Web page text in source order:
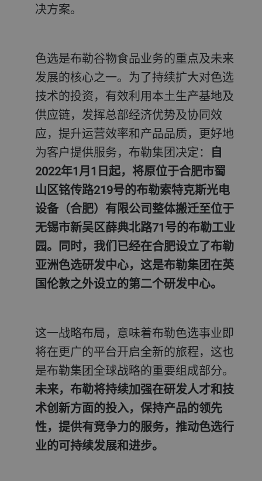
决方案。
色选是布勒谷物食品业务的重点及未来
发展的核心之一。为了持续扩大对色选
技术的投资，有效利用本土生产基地及
供应链，发挥总部经济优势及协同效
应，提升运营效率和产品品质，更好地
为客户提供服务，布勒集团决定： 自
2022年1月1日起，将原位于合肥市蜀
山区铭传路219号的布勒索特克斯光电
设备（合肥）有限公司整体搬迁至位于
无锡市新吴区薛典北路71号的布勒工业
园。同时，我们已经在合肥设立了布勒
亚洲色选研发中心，这是布勒集团在英
国伦敦之外设立的第二个研发中心。
这一战略布局，意味着布勒色选事业即
将在更广的平台开启全新的旅程，这也
是布勒集团全球战略的重要组成部分。
未来，布勒将持续加强在研发人才和技
术创新方面的投入，保持产品的领先
性，提供有竞争力的服务，推动色选行
业的可持续发展和进步。